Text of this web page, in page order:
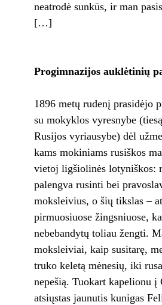
neatrodė sunkūs, ir man
[…]
Progimnazijos auklėtinių
1896 metų rudenį prasidėjo
su mokyklos vyresnybe
Rusijos vyriausybe) dėl
kams mokiniams rusiškos
vietoj ligšiolinės lotyniškos:
palengva rusinti bei
moksleivius, o šių tikslas –
pirmuosiuose žingsniuose,
nebebandytų toliau žengti.
moksleiviai, kaip susitarę,
truko keletą mėnesių, iki
nepešią. Tuokart kapelionu
atsiųstas jaunutis kunigas